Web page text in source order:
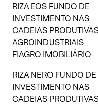
RIZA EOS FUNDO DE
INVESTIMENTO NAS
CADEIAS
AGROINDUSTRIAIS
FIAGRO IMOBILIÁRIO
RIZA NERO FUNDO DE
INVESTIMENTO NAS
CADEIAS